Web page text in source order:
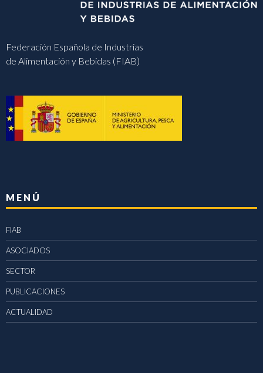
Federación Española de Industrias
de Alimentación y Bebidas (FIAB)
MENÚ
FIAB
ASOCIADOS
SECTOR
PUBLICACIONES
ACTUALIDAD